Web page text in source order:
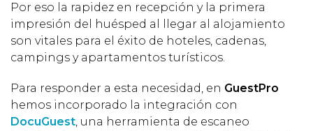
Por eso la rapidez en recepción y la primera
impresión del huésped al llegar al alojamiento
son vitales para el éxito de hoteles, cadenas,
campings y apartamentos turísticos.
Para responder a esta necesidad, en GuestPro
hemos incorporado la integración con
DocuGuest, una herramienta de escaneo